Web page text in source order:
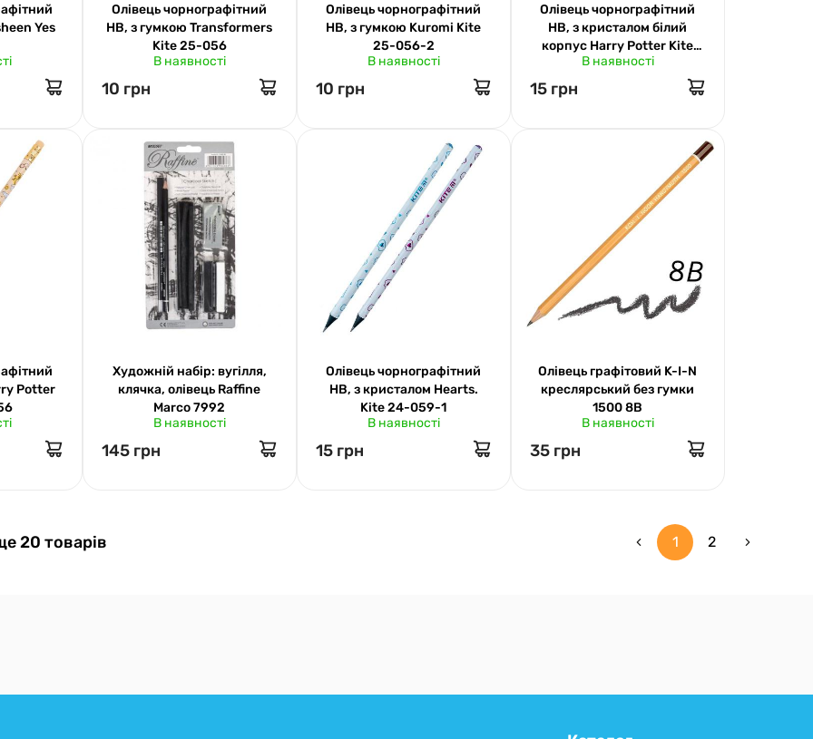
Yes
Олівець чорнографітний
НВ, з гумкою Transformers
Kite 25-056
В наявності
10 грн
Олівець чорнографітний
НВ, з гумкою Kuromi Kite
25-056-2
В наявності
10 грн
Олівець чорнографітний
НВ, з кристалом білий
корпус Harry Potter Kite
25-059
В наявності
15 грн
Potter
Художній набір: вугілля,
клячка, олівець Raffine
Marco 7992
В наявності
145 грн
Олівець чорнографітний
НВ, з кристалом Hearts.
Kite 24-059-1
В наявності
15 грн
Олівець графітовий K-I-N
креслярський без гумки
1500 8B
В наявності
35 грн
20 товарів 1 2